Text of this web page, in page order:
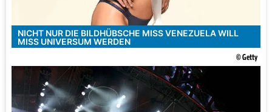
NICHT NUR DIE BILDHÜBSCHE MISS VENEZUELA WILL
MISS UNIVERSUM WERDEN
© Getty